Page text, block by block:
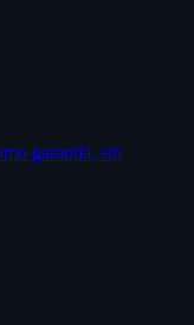
garantía, sin